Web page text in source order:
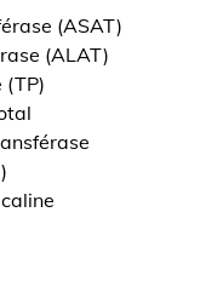
(ASAT)
(ALAT)